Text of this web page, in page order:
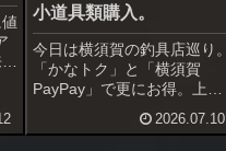
小道具類購入。
今日は横須賀の釣具店巡り。
「かなトク」と「横須賀
PayPay」で更にお得。上州
屋横須賀２店は20％＋
10％、ポイント横須賀佐原
2026.07.10